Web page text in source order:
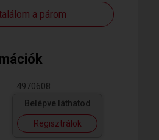
a párom
4970608
Belépve láthatod
Regisztrálok